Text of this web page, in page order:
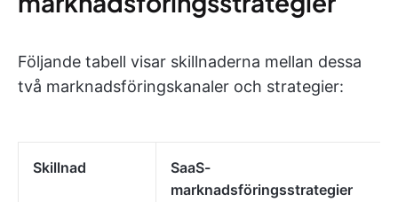
Följande tabell visar skillnaderna mellan dessa
två marknadsföringskanaler och strategier:
Skillnad
SaaS-
marknadsföringsstrategier